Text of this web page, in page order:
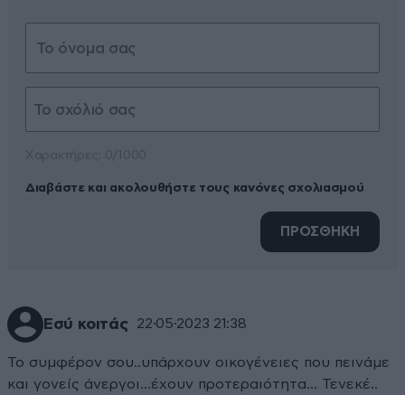
Διαβάστε και ακολουθήστε τους κανόνες σχολιασμού
ΠΡΟΣΘΗΚΗ
Εσύ κοιτάς 22·05·2023 21:38
Το συμφέρον σου..υπάρχουν οικογένειες που πεινάμε
και γονείς άνεργοι...έχουν προτεραιότητα... Τενεκέ..